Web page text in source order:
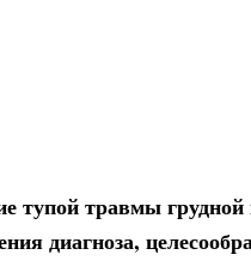
тупой травмы грудной
диагноза,